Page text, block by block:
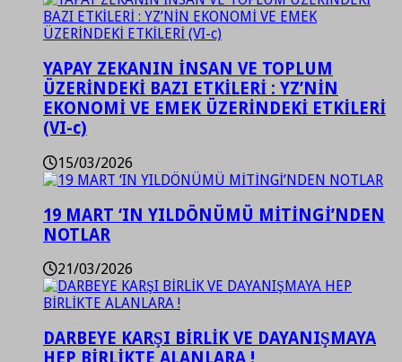
YAPAY ZEKANIN İNSAN VE TOPLUM
ÜZERİNDEKİ BAZI ETKİLERİ : YZ’NİN
EKONOMİ VE EMEK ÜZERİNDEKİ ETKİLERİ
(VI-c)
15/03/2026
19 MART ‘IN YILDÖNÜMÜ MİTİNGİ’NDEN
NOTLAR
21/03/2026
DARBEYE KARŞI BİRLİK VE DAYANIŞMAYA
HEP BİRLİKTE ALANLARA !